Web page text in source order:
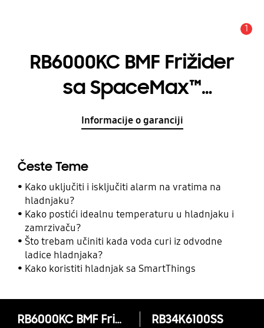
1
RB6000KC BMF Frižider
sa SpaceMax™
Tehnologijom, 344 ℓ
Informacije o garanciji
Česte Teme
Kako uključiti i isključiti alarm na vratima na
hladnjaku?
Kako postići idealnu temperaturu u hladnjaku i
zamrzivaču?
Što trebam učiniti kada voda curi iz odvodne
ladice hladnjaka?
Kako koristiti hladnjak sa SmartThings
RB6000KC BMF Frižider sa SpaceMax™ Tehnologijom, 344 ℓ RB34K6100SS